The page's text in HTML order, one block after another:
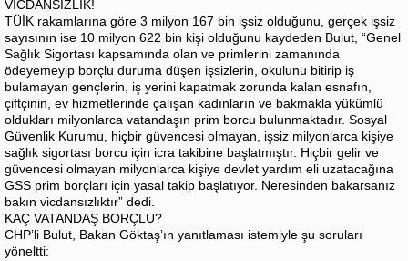
VİCDANSIZLIK!
TÜİK rakamlarına göre 3 milyon 167 bin işsiz olduğunu, gerçek işsiz
sayısının ise 10 milyon 622 bin kişi olduğunu kaydeden Bulut, “Genel
Sağlık Sigortası kapsamında olan ve primlerini zamanında
ödeyemeyip borçlu duruma düşen işsizlerin, okulunu bitirip iş
bulamayan gençlerin, iş yerini kapatmak zorunda kalan esnafın,
çiftçinin, ev hizmetlerinde çalışan kadınların ve bakmakla yükümlü
oldukları milyonlarca vatandaşın prim borcu bulunmaktadır. Sosyal
Güvenlik Kurumu, hiçbir güvencesi olmayan, işsiz milyonlarca kişiye
sağlık sigortası borcu için icra takibine başlatmıştır. Hiçbir gelir ve
güvencesi olmayan milyonlarca kişiye devlet yardım eli uzatacağına
GSS prim borçları için yasal takip başlatıyor. Neresinden bakarsanız
bakın vicdansızlıktır” dedi.
KAÇ VATANDAŞ BORÇLU?
CHP’li Bulut, Bakan Göktaş’ın yanıtlaması istemiyle şu soruları
yöneltti: